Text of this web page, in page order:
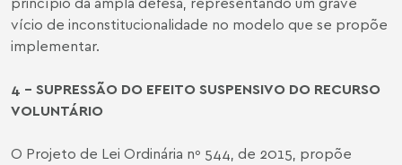
vício de inconstitucionalidade no modelo que se propõe
implementar.
4 - SUPRESSÃO DO EFEITO SUSPENSIVO DO RECURSO
VOLUNTÁRIO
O Projeto de Lei Ordinária nº 544, de 2015, propõe